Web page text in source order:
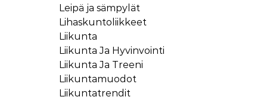
Leipä ja sämpylät
Lihaskuntoliikkeet
Liikunta
Liikunta Ja Hyvinvointi
Liikunta Ja Treeni
Liikuntamuodot
Liikuntatrendit